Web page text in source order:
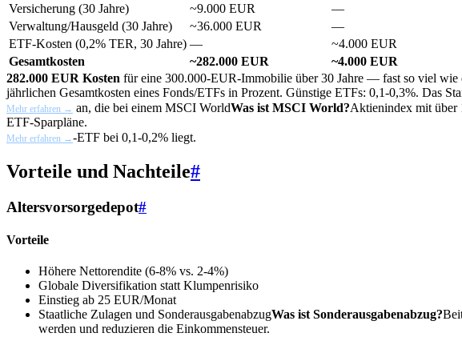
Versicherung (30 Jahre)
~9.000 EUR
—
Verwaltung/Hausgeld (30 Jahre)
~36.000 EUR
—
ETF-Kosten (0,2% TER, 30 Jahre) —
~4.000 EUR
Gesamtkosten
~282.000 EUR
~4.000 EUR
282.000 EUR Kosten für eine 300.000-EUR-Immobilie über 30 Jahre — fast so viel
jährlichen Gesamtkosten eines Fonds/ETFs in Prozent. Günstige ETFs: 0,1-0,3%. Das
Mehr erfahren → an, die bei einem MSCI WorldWas ist MSCI World?Aktienindex mit über
ETF-Sparpläne.
Mehr erfahren →-ETF bei 0,1-0,2% liegt.
Vorteile und Nachteile#
Altersvorsorgedepot#
Vorteile
Höhere Nettorendite (6-8% vs. 2-4%)
Globale Diversifikation statt Klumpenrisiko
Einstieg ab 25 EUR/Monat
Staatliche Zulagen und SonderausgabenabzugWas ist Sonderausgabenabzug?
werden und reduzieren die Einkommensteuer.